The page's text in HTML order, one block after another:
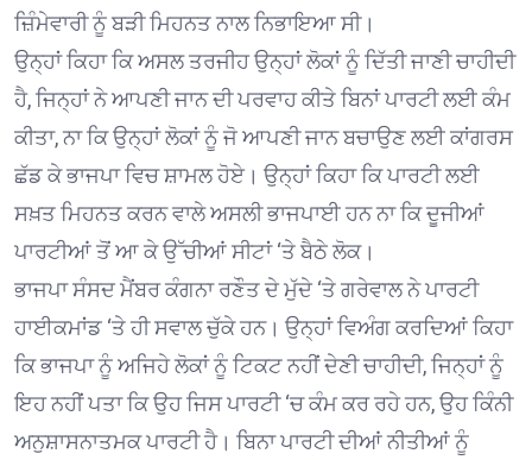
ਜ਼ਿੰਮੇਵਾਰੀ ਨੂੰ ਬੜੀ ਮਿਹਨਤ ਨਾਲ ਨਿਭਾਇਆ ਸੀ।
ਉਨ੍ਹਾਂ ਕਿਹਾ ਕਿ ਅਸਲ ਤਰਜੀਹ ਉਨ੍ਹਾਂ ਲੋਕਾਂ ਨੂੰ ਦਿੱਤੀ ਜਾਣੀ ਚਾਹੀਦੀ
ਹੈ, ਜਿਨ੍ਹਾਂ ਨੇ ਆਪਣੀ ਜਾਨ ਦੀ ਪਰਵਾਹ ਕੀਤੇ ਬਿਨਾਂ ਪਾਰਟੀ ਲਈ ਕੰਮ
ਕੀਤਾ, ਨਾ ਕਿ ਉਨ੍ਹਾਂ ਲੋਕਾਂ ਨੂੰ ਜੋ ਆਪਣੀ ਜਾਨ ਬਚਾਉਣ ਲਈ ਕਾਂਗਰਸ
ਛੱਡ ਕੇ ਭਾਜਪਾ ਵਿਚ ਸ਼ਾਮਲ ਹੋਏ। ਉਨ੍ਹਾਂ ਕਿਹਾ ਕਿ ਪਾਰਟੀ ਲਈ
ਸਖ਼ਤ ਮਿਹਨਤ ਕਰਨ ਵਾਲੇ ਅਸਲੀ ਭਾਜਪਾਈ ਹਨ ਨਾ ਕਿ ਦੂਜੀਆਂ
ਪਾਰਟੀਆਂ ਤੋਂ ਆ ਕੇ ਉੱਚੀਆਂ ਸੀਟਾਂ ‘ਤੇ ਬੈਠੇ ਲੋਕ।
ਭਾਜਪਾ ਸੰਸਦ ਮੈਂਬਰ ਕੰਗਨਾ ਰਣੌਤ ਦੇ ਮੁੱਦੇ ‘ਤੇ ਗਰੇਵਾਲ ਨੇ ਪਾਰਟੀ
ਹਾਈਕਮਾਂਡ ‘ਤੇ ਹੀ ਸਵਾਲ ਚੁੱਕੇ ਹਨ। ਉਨ੍ਹਾਂ ਵਿਅੰਗ ਕਰਦਿਆਂ ਕਿਹਾ
ਕਿ ਭਾਜਪਾ ਨੂੰ ਅਜਿਹੇ ਲੋਕਾਂ ਨੂੰ ਟਿਕਟ ਨਹੀਂ ਦੇਣੀ ਚਾਹੀਦੀ, ਜਿਨ੍ਹਾਂ ਨੂੰ
ਇਹ ਨਹੀਂ ਪਤਾ ਕਿ ਉਹ ਜਿਸ ਪਾਰਟੀ ‘ਚ ਕੰਮ ਕਰ ਰਹੇ ਹਨ, ਉਹ ਕਿੰਨੀ
ਅਨੁਸ਼ਾਸਨਾਤਮਕ ਪਾਰਟੀ ਹੈ। ਬਿਨਾ ਪਾਰਟੀ ਦੀਆਂ ਨੀਤੀਆਂ ਨੂੰ